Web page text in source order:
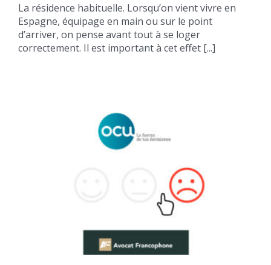
La résidence habituelle. Lorsqu’on vient vivre en
Espagne, équipage en main ou sur le point
d’arriver, on pense avant tout à se loger
correctement. Il est important à cet effet [...]